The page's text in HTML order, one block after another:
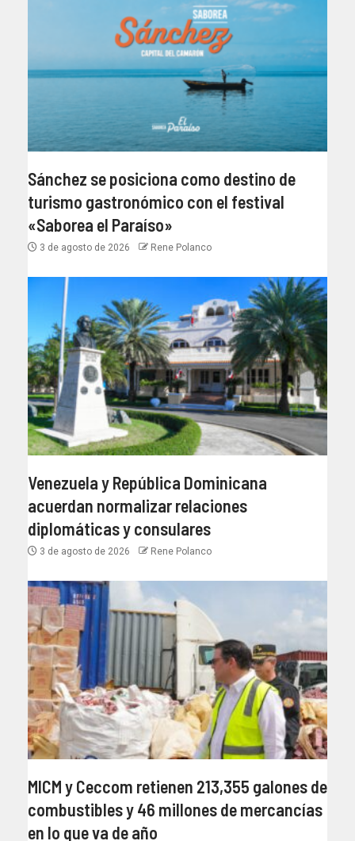
Sánchez se posiciona como destino de
turismo gastronómico con el festival
«Saborea el Paraíso»
3 de agosto de 2026 Rene Polanco
Venezuela y República Dominicana
acuerdan normalizar relaciones
diplomáticas y consulares
3 de agosto de 2026 Rene Polanco
MICM y Ceccom retienen 213,355 galones de
combustibles y 46 millones de mercancías
en lo que va de año